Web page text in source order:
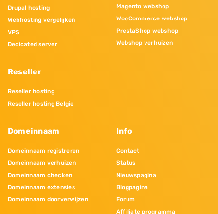
Drupal hosting
Webhosting vergelijken
VPS
Dedicated server
Reseller
Reseller hosting
Reseller hosting Belgie
Magento webshop
WooCommerce webshop
PrestaShop webshop
Webshop verhuizen
Domeinnaam
Domeinnaam registreren
Domeinnaam verhuizen
Domeinnaam checken
Domeinnaam extensies
Domeinnaam doorverwijzen
Info
Contact
Status
Nieuwspagina
Blogpagina
Forum
Affiliate programma